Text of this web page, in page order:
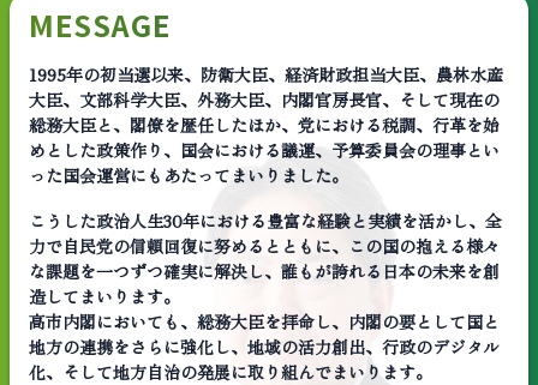
MESSAGE
1995年の初当選以来、防衛大臣、経済財政担当大臣、農林水産
大臣、文部科学大臣、外務大臣、内閣官房長官、そして現在の
総務大臣と、閣僚を歴任したほか、党における税調、行革を始
めとした政策作り、国会における議運、予算委員会の理事とい
った国会運営にもあたってまいりました。
こうした政治人生30年における豊富な経験と実績を活かし、全
力で自民党の信頼回復に努めるとともに、この国の抱える様々
な課題を一つずつ確実に解決し、誰もが誇れる日本の未来を創
造してまいります。
高市内閣においても、総務大臣を拝命し、内閣の要として国と
地方の連携をさらに強化し、地域の活力創出、行政のデジタル
化、そして地方自治の発展に取り組んでまいります。